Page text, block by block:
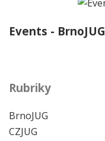
Events - BrnoJUG
Rubriky
BrnoJUG
CZJUG